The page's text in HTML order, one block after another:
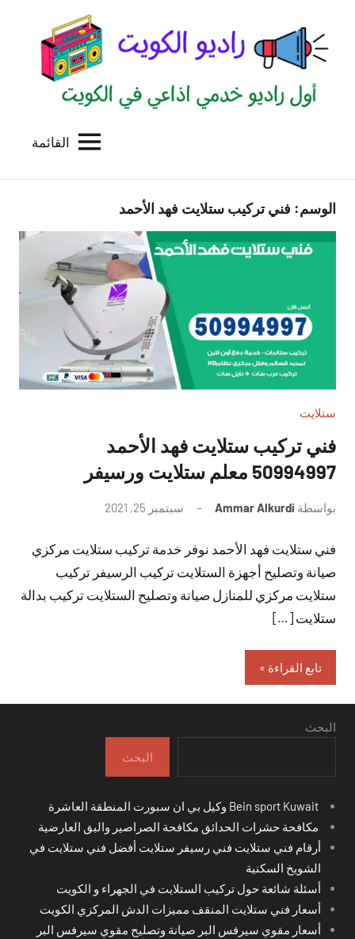
المحتوى
الكويت
للاعلانات
بالكويت
القائمة
الوسم: فني تركيب ستلايت فهد الأحمد
ستلايت
فني تركيب ستلايت فهد الأحمد
50994997 معلم ستلايت ورسيفر
بواسطة Ammar Alkurdi سبتمبر 25, 2021
تعليقات
فني ستلايت فهد الأحمد نوفر خدمة تركيب ستلايت مركزي
صيانة وتصليح أجهزة الستلايت تركيب الرسيفر تركيب
ستلايت مركزي للمنازل صيانة وتصليح الستلايت تركيب بدالة
ستلايت […]
تابع القراءة
البحث
البحث
مكافحة حشرات الحدائق مكافحة الصراصير والبق العارضية
أرقام فني ستلايت فني رسيفر ستلايت أفضل فني ستلايت في
الشويخ السكنية
أسئلة شائعة حول تركيب الستلايت في الجهراء و الكويت
أسعار فني ستلايت المنقف مميزات الدش المركزي الكويت
أسعار مقوي سيرفس البر صيانة وتصليح مقوي سيرفس البر